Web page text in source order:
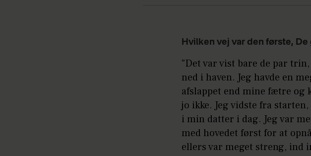
Hvilken vej var den første, De
"Det var vist bare de par
ned i haven. Jeg havde en
afslappet end mine fætre og
jo ikke. Jeg vidste fra
i min datter i dag. Jeg var
med hovedet først for at
ellers var meget streng,